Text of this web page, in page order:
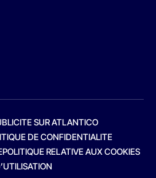
SUR ATLANTICO
DE CONFIDENTIALITE
POLITIQUE RELATIVE AUX COOKIES